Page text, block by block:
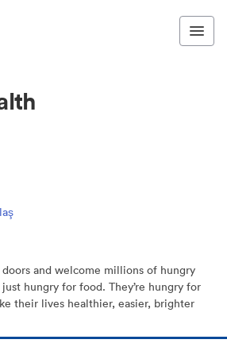
and welcome millions of hungry
hungry for food. They’re hungry for
their lives healthier, easier, brighter